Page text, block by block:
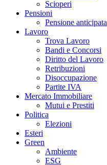
Scioperi
Pensioni
Pensione anticipata
Lavoro
Trova Lavoro
Bandi e Concorsi
Diritto del Lavoro
Retribuzioni
Disoccupazione
Partite IVA
Mercato Immobiliare
Mutui e Prestiti
Politica
Elezioni
Esteri
Green
Ambiente
ESG